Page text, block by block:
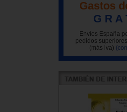
Gastos
G R A
Envíos España
pedidos
(más iva)